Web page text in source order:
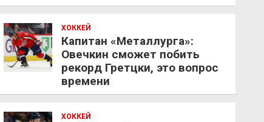
ХОККЕЙ
Капитан «Металлурга»:
Овечкин сможет побить
рекорд Гретцки, это вопрос
времени
ХОККЕЙ